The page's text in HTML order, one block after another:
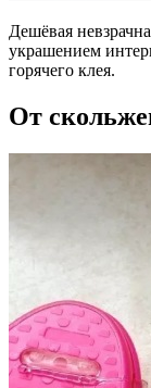
Дешёвая
украшением
горячего клея.
От